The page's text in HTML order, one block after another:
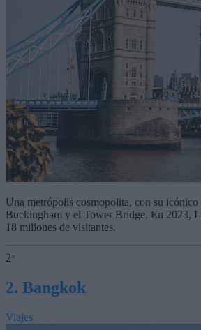
Una metrópolis cosmopolita, con su
Buckingham y el Tower Bridge. En 2023,
18 millones de visitantes.
2°
2. Bangkok
Viajes